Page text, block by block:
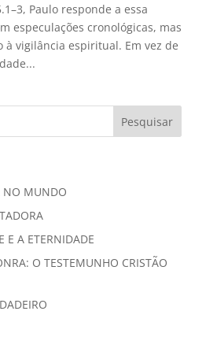
Paulo responde a essa
especulações cronológicas, mas
à vigilância espiritual. Em vez de
NO MUNDO
E A ETERNIDADE
O TESTEMUNHO CRISTÃO